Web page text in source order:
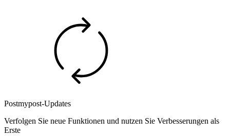
Postmypost-Updates
Verfolgen Sie neue Funktionen und nutzen Sie Verbesserungen als
Erste